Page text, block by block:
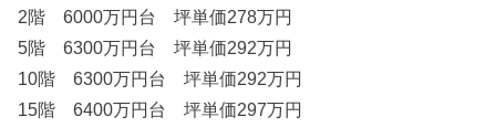
2階 6000万円台 坪単価278万円
5階 6300万円台 坪単価292万円
10階 6300万円台 坪単価292万円
15階 6400万円台 坪単価297万円